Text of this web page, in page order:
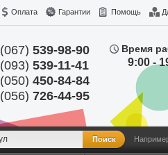
Оплата Гарантии Помощь
(067) 539-98-90
(093) 539-11-41
(050) 450-84-84
(056) 726-44-95
Время
9:00 -